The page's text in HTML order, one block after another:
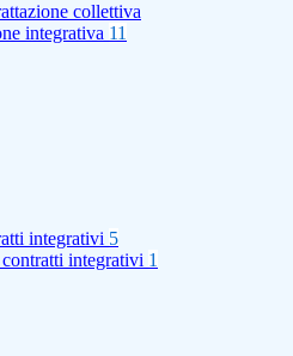
collettiva
integrativa 11
integrativi 5
integrativi 1